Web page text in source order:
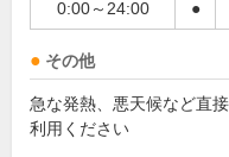
0:00～24:00 ●
その他
急な発熱、悪天候など直
利用ください